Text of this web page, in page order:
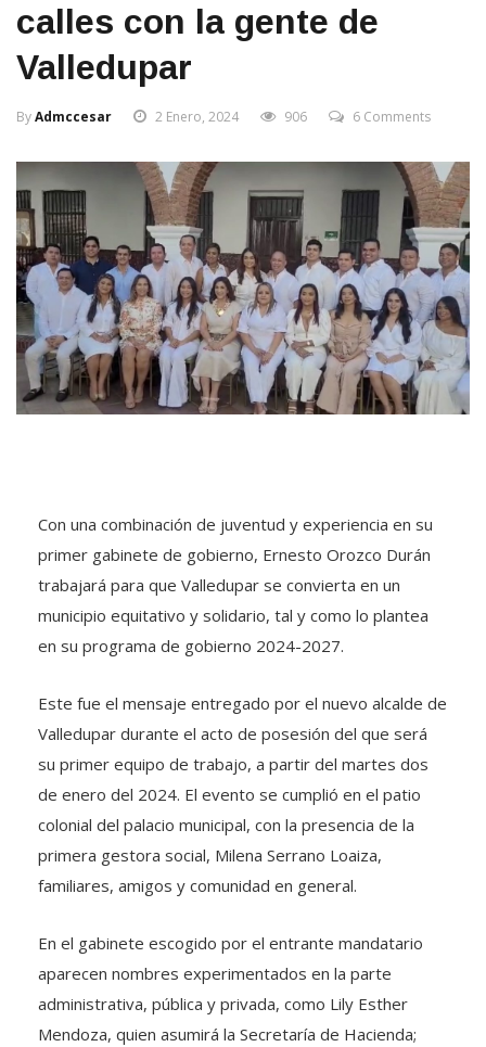
calles con la gente de
Valledupar
ByAdmccesar 2 Enero, 2024 906 6 Comments
Con una combinación de juventud y experiencia en su
primer gabinete de gobierno, Ernesto Orozco Durán
trabajará para que Valledupar se convierta en un
municipio equitativo y solidario, tal y como lo plantea
en su programa de gobierno 2024-2027.
Este fue el mensaje entregado por el nuevo alcalde de
Valledupar durante el acto de posesión del que será
su primer equipo de trabajo, a partir del martes dos
de enero del 2024. El evento se cumplió en el patio
colonial del palacio municipal, con la presencia de la
primera gestora social, Milena Serrano Loaiza,
familiares, amigos y comunidad en general.
En el gabinete escogido por el entrante mandatario
aparecen nombres experimentados en la parte
administrativa, pública y privada, como Lily Esther
Mendoza, quien asumirá la Secretaría de Hacienda;